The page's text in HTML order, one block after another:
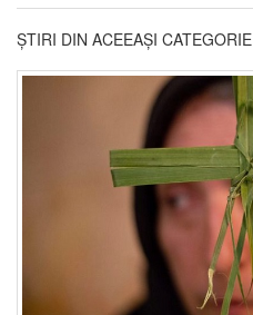
ȘTIRI DIN ACEEAȘI CATEGORIE